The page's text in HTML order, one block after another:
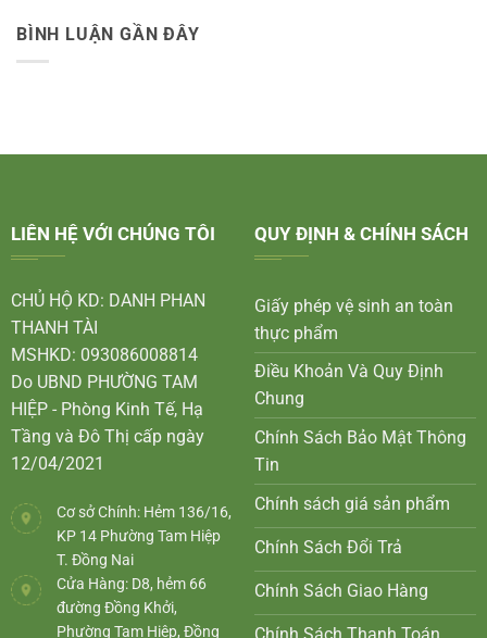
BÌNH LUẬN GẦN ĐÂY
LIÊN HỆ VỚI CHÚNG TÔI
CHỦ HỘ KD: DANH PHAN
THANH TÀI
MSHKD: 093086008814
Do UBND PHƯỜNG TAM
HIỆP - Phòng Kinh Tế, Hạ
Tầng và Đô Thị cấp ngày
12/04/2021
Cơ sở Chính: Hẻm 136/16,
KP 14 Phường Tam Hiệp
T. Đồng Nai
Cửa Hàng: D8, hẻm 66
đường Đồng Khởi,
Phường Tam Hiệp, Đồng
QUY ĐỊNH & CHÍNH SÁCH
Giấy phép vệ sinh an toàn
thực phẩm
Điều Khoản Và Quy Định
Chung
Chính Sách Bảo Mật Thông
Tin
Chính sách giá sản phẩm
Chính Sách Đổi Trả
Chính Sách Giao Hàng
Chính Sách Thanh Toán